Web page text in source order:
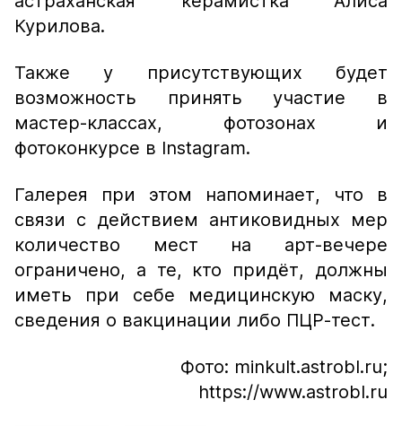
Курилова.
Также у присутствующих будет
возможность принять участие в
мастер-классах, фотозонах и
фотоконкурсе в Instagram.
Галерея при этом напоминает, что в
связи с действием антиковидных мер
количество мест на арт-вечере
ограничено, а те, кто придёт, должны
иметь при себе медицинскую маску,
сведения о вакцинации либо ПЦР-тест.
Фото: minkult.astrobl.ru;
https://www.astrobl.ru